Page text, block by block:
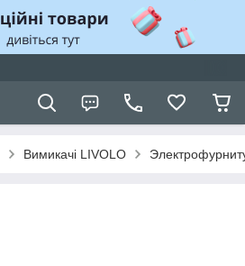
Вимикачі LIVOLO